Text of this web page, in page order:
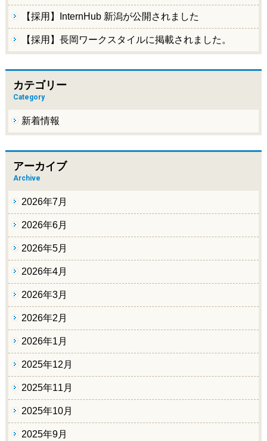
【採用】InternHub 新潟が公開されました
【採用】長岡ワークスタイルに掲載されました。
カテゴリー
Category
新着情報
アーカイブ
Archive
2026年7月
2026年6月
2026年5月
2026年4月
2026年3月
2026年2月
2026年1月
2025年12月
2025年11月
2025年10月
2025年9月